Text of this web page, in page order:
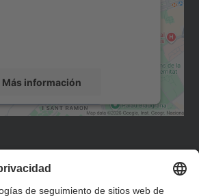
Más información
Aceptar
by
"Contacto personalizado", que